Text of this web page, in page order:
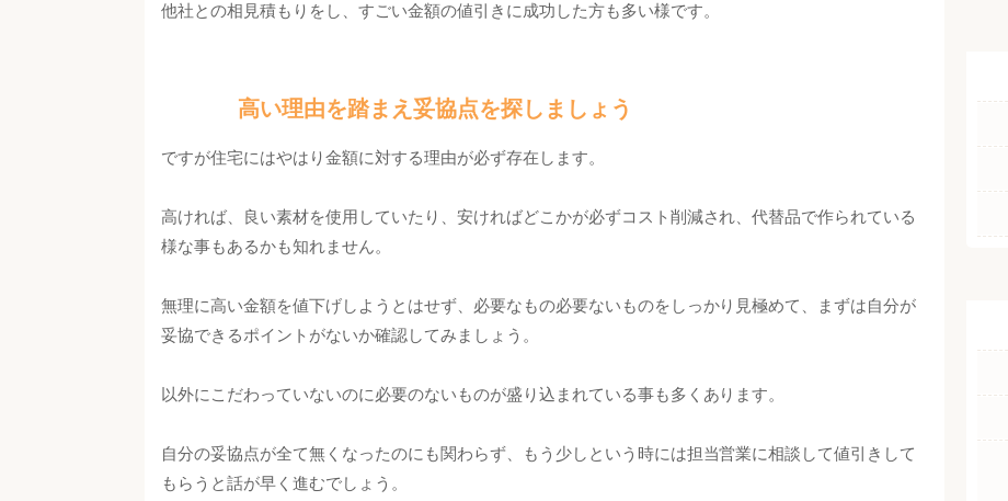
他社との相見積もりをし、すごい金額の値引きに成功した方も多い様です。
高い理由を踏まえ妥協点を探しましょう
ですが住宅にはやはり金額に対する理由が必ず存在します。
高ければ、良い素材を使用していたり、安ければどこかが必ずコスト削減され、代替品で作られている
様な事もあるかも知れません。
無理に高い金額を値下げしようとはせず、必要なもの必要ないものをしっかり見極めて、まずは自分が
妥協できるポイントがないか確認してみましょう。
以外にこだわっていないのに必要のないものが盛り込まれている事も多くあります。
自分の妥協点が全て無くなったのにも関わらず、もう少しという時には担当営業に相談して値引きして
もらうと話が早く進むでしょう。